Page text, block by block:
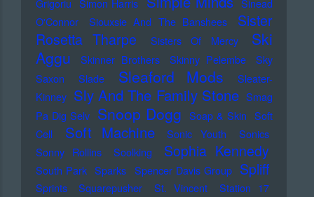
Grigoriu Simon Harris
Sinead
O'Connor
Siouxsie And The Banshees
Sister
Rosetta Tharpe
Sisters Of Mercy
Ski
Aggu
Skinner Brothers Skinny Pelembe
Sky
Saxon
Slade Sleaford Mods
Sleater-
Kinney Sly And The Family Stone Smag
Pa Dig Selv Snoop Dogg Soap & Skin Soft
Cell
Soft Machine Sonic Youth
Sonics
Sonny Rollins
Soolking Sophia Kennedy
South Park Sparks Spencer Davis Group Spliff
Sprints Squarepusher St. Vincent
Station 17